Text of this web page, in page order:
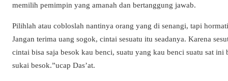
memilih pemimpin yang amanah dan bertanggung jawab.
Pilihlah atau cobloslah nantinya orang yang di senangi, tapi
Jangan terima uang sogok, cintai sesuatu itu seadanya. Karena
cintai bisa saja besok kau benci, suatu yang kau benci suatu sat ini
sukai besok.”ucap Das’at.